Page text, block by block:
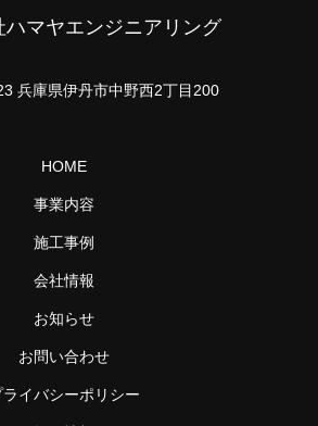
ハマヤエンジニアリング
兵庫県伊丹市中野西2丁目200
HOME
事業内容
施工事例
会社情報
お知らせ
お問い合わせ
ライバシーポリシー